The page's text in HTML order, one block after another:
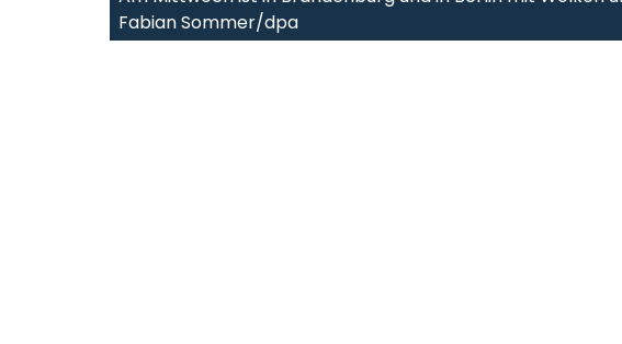
Fabian Sommer/dpa